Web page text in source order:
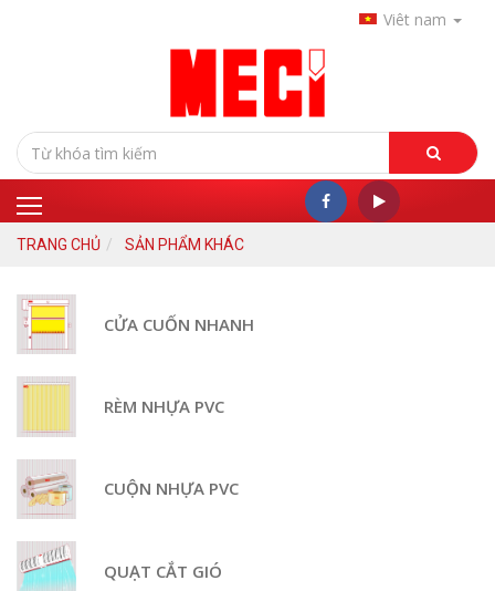
Viêt nam
TRANG CHỦ SẢN PHẨM KHÁC
CỬA CUỐN NHANH
RÈM NHỰA PVC
CUỘN NHỰA PVC
QUẠT CẮT GIÓ